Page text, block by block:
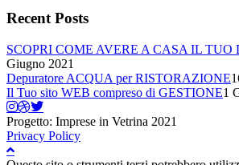
Recent Posts
SCOPRI COME AVERE A CASA IL TUO
Giugno 2021
Depuratore ACQUA per RISTORAZIONE
Il Tuo sito WEB compreso di GESTIONE1
Progetto: Imprese in Vetrina 2021
Privacy Policy